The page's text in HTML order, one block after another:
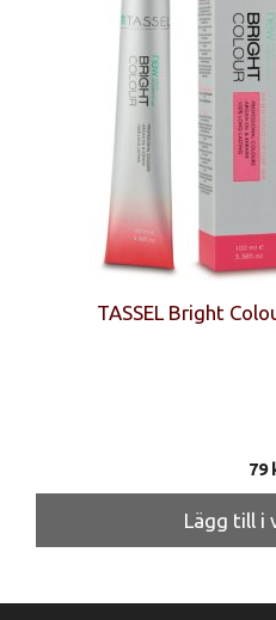
TASSEL Bright
79
Lägg till i